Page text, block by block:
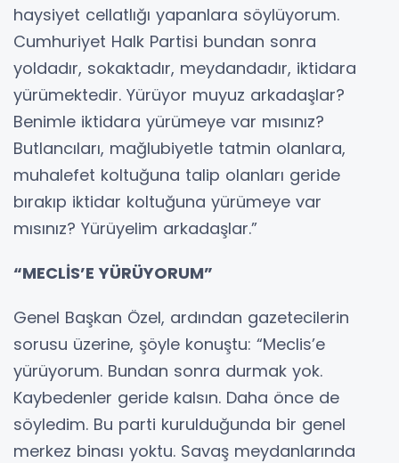
haysiyet cellatlığı yapanlara söylüyorum.
Cumhuriyet Halk Partisi bundan sonra
yoldadır, sokaktadır, meydandadır, iktidara
yürümektedir. Yürüyor muyuz arkadaşlar?
Benimle iktidara yürümeye var mısınız?
Butlancıları, mağlubiyetle tatmin olanlara,
muhalefet koltuğuna talip olanları geride
bırakıp iktidar koltuğuna yürümeye var
mısınız? Yürüyelim arkadaşlar.”
“MECLİS’E YÜRÜYORUM”
Genel Başkan Özel, ardından gazetecilerin
sorusu üzerine, şöyle konuştu: “Meclis’e
yürüyorum. Bundan sonra durmak yok.
Kaybedenler geride kalsın. Daha önce de
söyledim. Bu parti kurulduğunda bir genel
merkez binası yoktu. Savaş meydanlarında